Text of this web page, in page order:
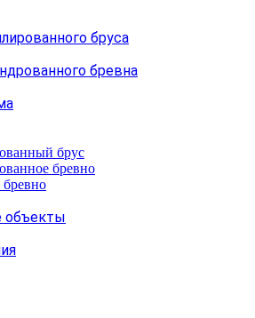
бруса
бревна
брус
бревно
бревно
объекты